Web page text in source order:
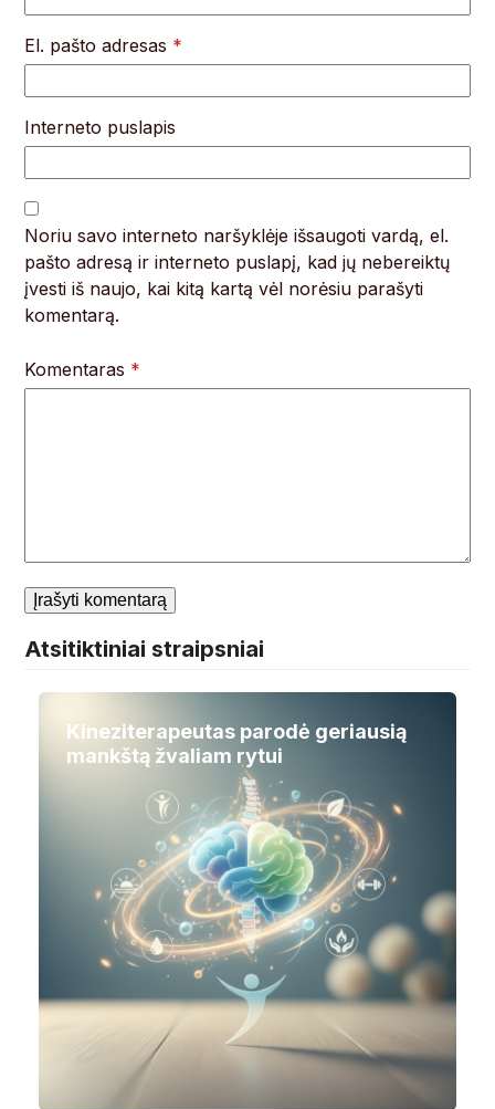
El. pašto adresas *
Interneto puslapis
Noriu savo interneto naršyklėje išsaugoti vardą, el.
pašto adresą ir interneto puslapį, kad jų nebereiktų
įvesti iš naujo, kai kitą kartą vėl norėsiu parašyti
komentarą.
Komentaras *
Atsitiktiniai straipsniai
Kineziterapeutas parodė geriausią
mankštą žvaliam rytui